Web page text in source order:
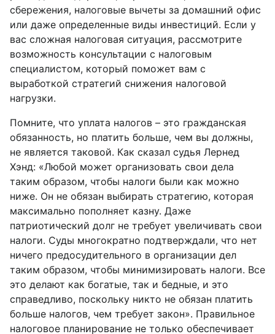
сбережения, налоговые вычеты за домашний офис
или даже определенные виды инвестиций. Если у
вас сложная налоговая ситуация, рассмотрите
возможность консультации с налоговым
специалистом, который поможет вам с
выработкой стратегий снижения налоговой
нагрузки.
Помните, что уплата налогов – это гражданская
обязанность, но платить больше, чем вы должны,
не является таковой. Как сказал судья Лернед
Хэнд: «Любой может организовать свои дела
таким образом, чтобы налоги были как можно
ниже. Он не обязан выбирать стратегию, которая
максимально пополняет казну. Даже
патриотический долг не требует увеличивать свои
налоги. Суды многократно подтверждали, что нет
ничего предосудительного в организации дел
таким образом, чтобы минимизировать налоги. Все
это делают как богатые, так и бедные, и это
справедливо, поскольку никто не обязан платить
больше налогов, чем требует закон». Правильное
налоговое планирование не только обеспечивает